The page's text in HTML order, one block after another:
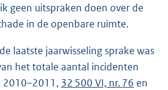
geen uitspraken doen over de
in de openbare ruimte.
laatste jaarwisseling sprake was
het totale aantal incidenten
2010–2011, 32 500 VI, nr. 76 en